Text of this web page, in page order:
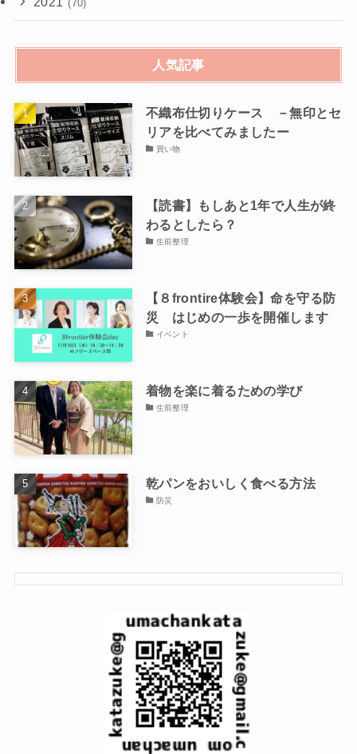
(70)
人気記事
不織布仕切りケース －無印とセ
リアを比べてみましたー
買い物
【読書】もしあと1年で人生が終
わるとしたら？
生前整理
【８frontire体験会】命を守る防
災 はじめの一歩を開催します
イベント
着物を楽に着るための学び
生前整理
乾パンをおいしく食べる方法
防災